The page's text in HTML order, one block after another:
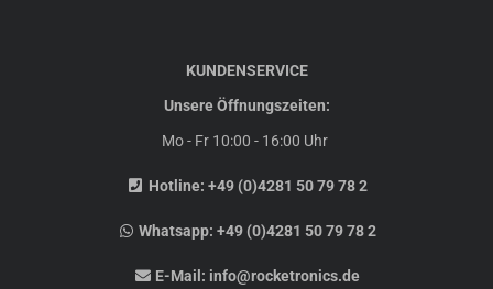
KUNDENSERVICE
Unsere Öffnungszeiten:
Mo - Fr 10:00 - 16:00 Uhr
Hotline: +49 (0)4281 50 79 78 2
Whatsapp:+49 (0)4281 50 79 78 2
E-Mail: info@rocketronics.de